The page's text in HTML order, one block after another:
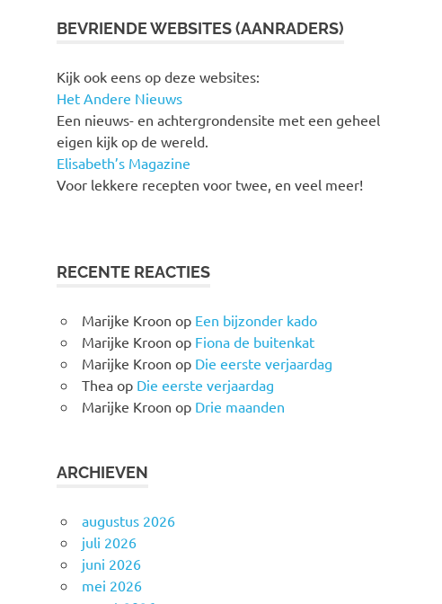
BEVRIENDE WEBSITES (AANRADERS)
Kijk ook eens op deze websites:
Het Andere Nieuws
Een nieuws- en achtergrondensite met een geheel
eigen kijk op de wereld.
Elisabeth’s Magazine
Voor lekkere recepten voor twee, en veel meer!
RECENTE REACTIES
Marijke Kroon op Een bijzonder kado
Marijke Kroon op Fiona de buitenkat
Marijke Kroon op Die eerste verjaardag
Thea op Die eerste verjaardag
Marijke Kroon op Drie maanden
ARCHIEVEN
augustus 2026
juli 2026
juni 2026
mei 2026